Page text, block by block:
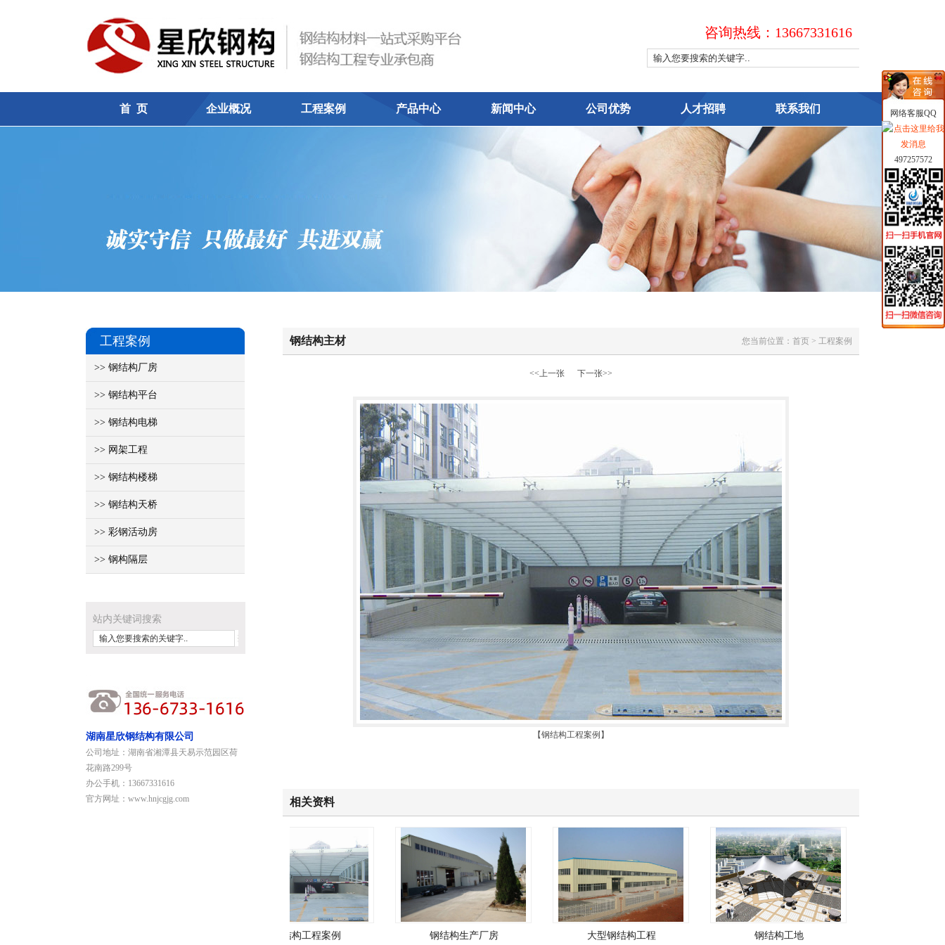
咨询热线：13667331616
首 页 企业概况 工程案例 产品中心 新闻中心 公司优势 人才招聘 联系我们
工程案例
>> 钢结构厂房
>> 钢结构平台
>> 钢结构电梯
>> 网架工程
>> 钢结构楼梯
>> 钢结构天桥
>> 彩钢活动房
>> 钢构隔层
站内关键词搜索
湖南星欣钢结构有限公司
公司地址：湖南省湘潭县天易示范园区荷
花南路299号
办公手机：13667331616
官方网址：www.hnjcgjg.com
钢结构主材 您当前位置：首页 > 工程案例
<<上一张 下一张>>
【钢结构工程案例】
相关资料
钢结构工程案例 钢结构生产厂房 大型钢结构工程 钢结构工地
网络客服QQ
497257572